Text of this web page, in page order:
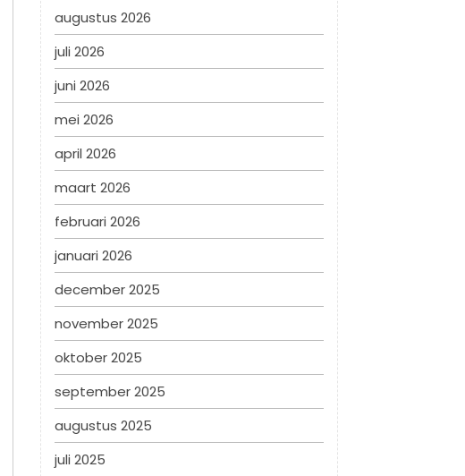
augustus 2026
juli 2026
juni 2026
mei 2026
april 2026
maart 2026
februari 2026
januari 2026
december 2025
november 2025
oktober 2025
september 2025
augustus 2025
juli 2025